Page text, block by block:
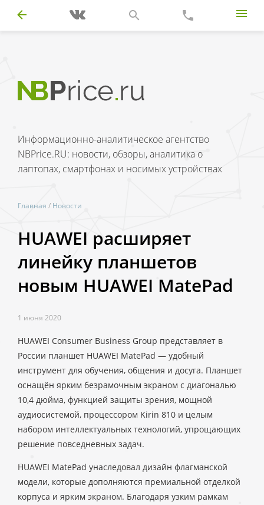
Информационно-аналитическое агентство
NBPrice.RU: новости, обзоры, аналитика о
лаптопах, смартфонах и носимых устройствах
Главная / Новости
HUAWEI расширяет
линейку планшетов
новым HUAWEI MatePad
1 июня 2020
HUAWEI Consumer Business Group представляет в
России планшет HUAWEI MatePad — удобный
инструмент для обучения, общения и досуга. Планшет
оснащён ярким безрамочным экраном с диагональю
10,4 дюйма, функцией защиты зрения, мощной
аудиосистемой, процессором Kirin 810 и целым
набором интеллектуальных технологий, упрощающих
решение повседневных задач.
HUAWEI MatePad унаследовал дизайн флагманской
модели, которые дополняются премиальной отделкой
корпуса и ярким экраном. Благодаря узким рамкам